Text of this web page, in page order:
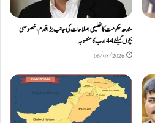
سندھ حکومت کا تعلیمی اصلاحات کی جانب بڑا قدم، خصوصی
بچوں کیلئے44 ارب کا منصوبہ
06/08/2026